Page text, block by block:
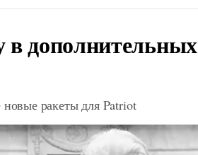
в дополнительных
ракеты для Patriot